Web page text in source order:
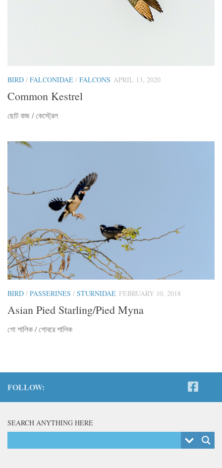
BIRD / FALCONIDAE / FALCONS APRIL 13, 2020
Common Kestrel
ছোট বাজ / কেস্ট্রেল
BIRD / PASSERINES / STURNIDAE FEBRUARY 10, 2018
Asian Pied Starling/Pied Myna
গো শালিক / গোবরে শালিক
FOLLOW:
SEARCH ANYTHING HERE